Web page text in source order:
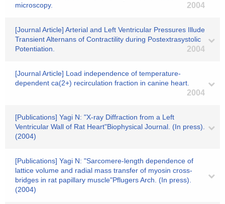
microscopy.
2004
[Journal Article] Arterial and Left Ventricular Pressures Illude
Transient Alternans of Contractility during Postextrasystolic
Potentiation.
2004
[Journal Article] Load independence of temperature-
dependent ca(2+) recirculation fraction in canine heart.
2004
[Publications] Yagi N: "X-ray Diffraction from a Left
Ventricular Wall of Rat Heart"Biophysical Journal. (In press).
(2004)
[Publications] Yagi N: "Sarcomere-length dependence of
lattice volume and radial mass transfer of myosin cross-
bridges in rat papillary muscle"Pflugers Arch. (In press).
(2004)